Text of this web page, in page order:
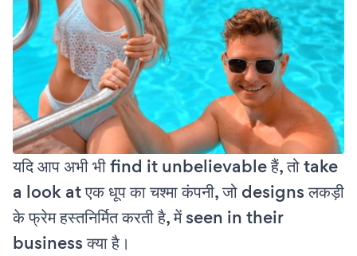
यदि आप अभी भी find it unbelievable हैं, तो take
a look at एक धूप का चश्मा कंपनी, जो designs लकड़ी
के फ्रेम हस्तनिर्मित करती है, में seen in their
business क्या है।